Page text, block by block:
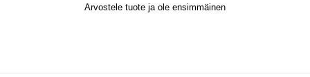
Arvostele tuote ja ole ensimmäinen